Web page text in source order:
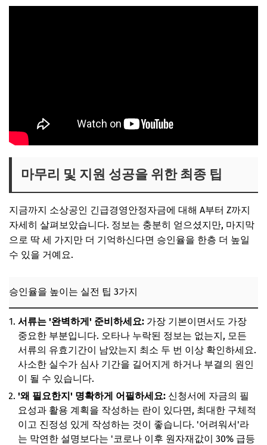
마무리 및 지원 성공을 위한 최종 팁
지금까지 소상공인 긴급경영안정자금에 대해 A부터 Z까지
자세히 살펴보았습니다. 정보는 충분히 얻으셨지만, 마지막
으로 딱 세 가지만 더 기억하신다면 승인율을 한층 더 높일
수 있을 거예요.
승인율을 높이는 실전 팁 3가지
서류는 '완벽하게' 준비하세요: 가장 기본이면서도 가장
중요한 부분입니다. 오타나 누락된 정보는 없는지, 모든
서류의 유효기간이 남았는지 최소 두 번 이상 확인하세요.
사소한 실수가 심사 기간을 길어지게 하거나 부결의 원인
이 될 수 있습니다.
'왜 필요한지' 명확하게 어필하세요: 신청서에 자금의 필
요성과 활용 계획을 작성하는 란이 있다면, 최대한 구체적
이고 진정성 있게 작성하는 것이 좋습니다. '어려워서'라
는 막연한 설명보다는 '코로나 이후 원자재값이 30% 급등